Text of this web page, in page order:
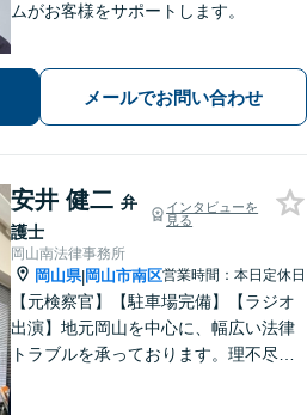
ムがお客様をサポートします。
メールでお問い合わせ
安井 健二 弁
護士
インタビューを
見る
岡山南法律事務所
岡山県|岡山市南区営業時間：本日定休日
【元検察官】【駐車場完備】【ラジオ
出演】地元岡山を中心に、幅広い法律
トラブルを承っております。理不尽な